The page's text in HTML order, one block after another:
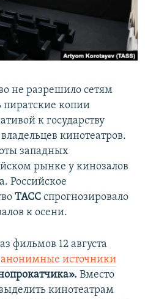
не разрешило сетям
пиратские копии
к государству
кинотеатров.
западных
рынке у кинозалов
Российское
ТАСС спрогнозировало
к осени.
фильмов 12 августа
анонимные источники
Вместо
кинотеатрам